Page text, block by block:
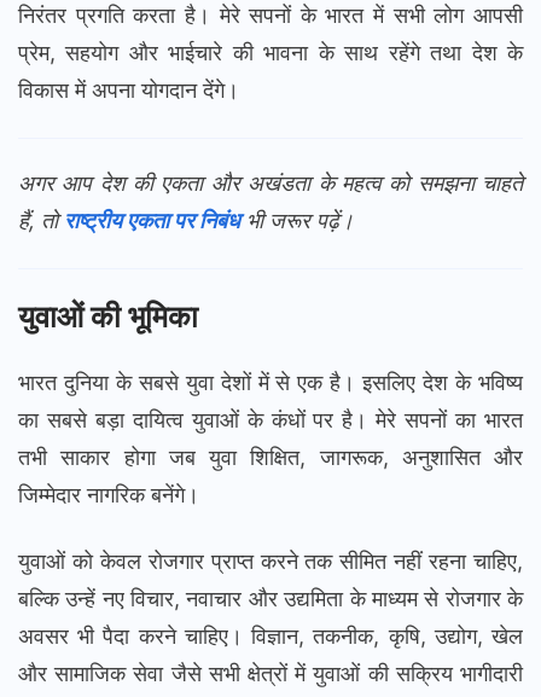
निरंतर प्रगति करता है। मेरे सपनों के भारत में सभी लोग आपसी
प्रेम, सहयोग और भाईचारे की भावना के साथ रहेंगे तथा देश के
विकास में अपना योगदान देंगे।
अगर आप देश की एकता और अखंडता के महत्व को समझना चाहते
हैं, तोराष्ट्रीय एकता पर निबंध भी जरूर पढ़ें।
युवाओं की भूमिका
भारत दुनिया के सबसे युवा देशों में से एक है। इसलिए देश के भविष्य
का सबसे बड़ा दायित्व युवाओं के कंधों पर है। मेरे सपनों का भारत
तभी साकार होगा जब युवा शिक्षित, जागरूक, अनुशासित और
जिम्मेदार नागरिक बनेंगे।
युवाओं को केवल रोजगार प्राप्त करने तक सीमित नहीं रहना चाहिए,
बल्कि उन्हें नए विचार, नवाचार और उद्यमिता के माध्यम से रोजगार के
अवसर भी पैदा करने चाहिए। विज्ञान, तकनीक, कृषि, उद्योग, खेल
और सामाजिक सेवा जैसे सभी क्षेत्रों में युवाओं की सक्रिय भागीदारी